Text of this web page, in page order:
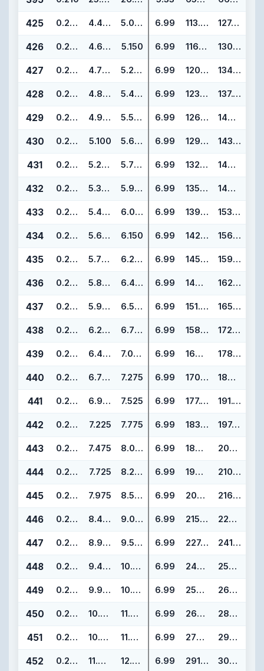
425 0.275 4.475 5.025 6.99 113.67 127.65
426 0.275 4.600 5.150 6.99 116.84 130.82
427 0.275 4.725 5.275 6.99 120.02 134.00
428 0.275 4.850 5.400 6.99 123.19 137.17
429 0.275 4.975 5.525 6.99 126.37 140.35
430 0.275 5.100 5.650 6.99 129.54 143.52
431 0.275 5.225 5.775 6.99 132.72 146.70
432 0.275 5.350 5.900 6.99 135.89 149.87
433 0.275 5.475 6.025 6.99 139.07 153.05
434 0.275 5.600 6.150 6.99 142.24 156.22
435 0.275 5.725 6.275 6.99 145.42 159.40
436 0.275 5.850 6.400 6.99 148.59 162.57
437 0.275 5.975 6.525 6.99 151.77 165.75
438 0.275 6.225 6.775 6.99 158.12 172.10
439 0.275 6.475 7.025 6.99 164.47 178.45
440 0.275 6.725 7.275 6.99 170.82 184.80
441 0.275 6.975 7.525 6.99 177.17 191.15
442 0.275 7.225 7.775 6.99 183.52 197.50
443 0.275 7.475 8.025 6.99 189.87 203.85
444 0.275 7.725 8.275 6.99 196.22 210.20
445 0.275 7.975 8.525 6.99 202.57 216.55
446 0.275 8.475 9.025 6.99 215.27 229.25
447 0.275 8.975 9.525 6.99 227.97 241.95
448 0.275 9.475 10.025 6.99 240.67 254.65
449 0.275 9.975 10.525 6.99 253.37 267.35
450 0.275 10.475 11.025 6.99 266.07 280.05
451 0.275 10.975 11.525 6.99 278.77 292.75
452 0.275 11.475 12.025 6.99 291.47 305.45